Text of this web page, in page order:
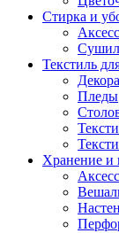
Стирка и
Текстиль
Пледы
Хранение и